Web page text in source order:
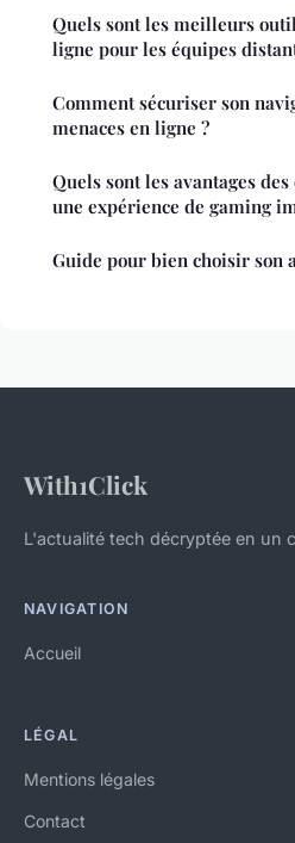
Quels sont les meilleurs
ligne pour les équipes
Comment sécuriser son
menaces en ligne ?
Quels sont les avantages
une expérience de gaming
Guide pour bien choisir son
With1Click
L'actualité tech décryptée en un
NAVIGATION
Accueil
LÉGAL
Mentions légales
Contact